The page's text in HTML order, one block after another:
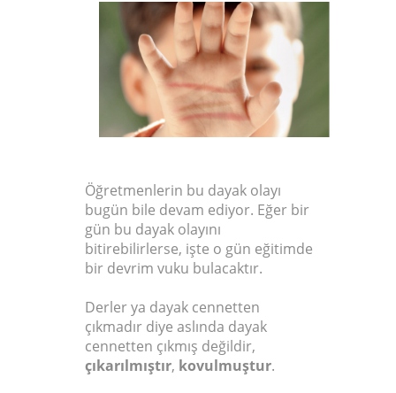
Öğretmenlerin bu dayak olayı
bugün bile devam ediyor. Eğer bir
gün bu dayak olayını
bitirebilirlerse, işte o gün eğitimde
bir devrim vuku bulacaktır.
Derler ya dayak cennetten
çıkmadır diye aslında dayak
cennetten çıkmış değildir,
çıkarılmıştır, kovulmuştur.